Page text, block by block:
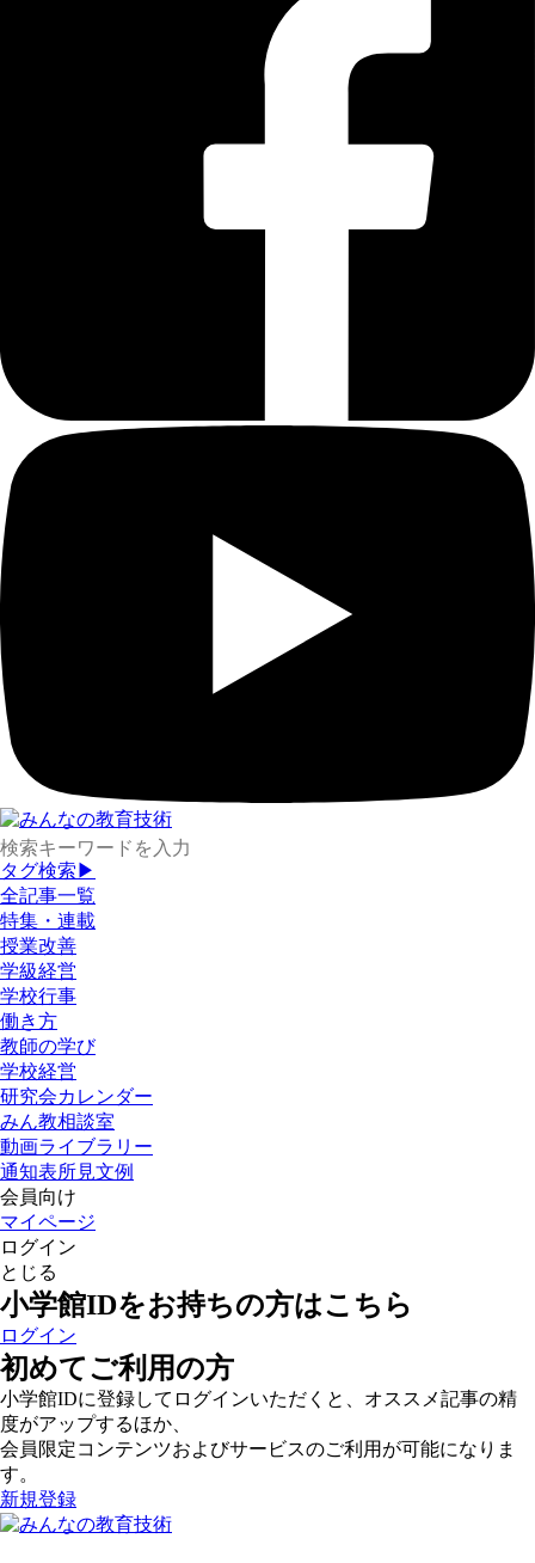
タグ検索▶
全記事一覧
特集・連載
授業改善
学級経営
学校行事
働き方
教師の学び
学校経営
研究会カレンダー
みん教相談室
動画ライブラリー
通知表所見文例
会員向け
マイページ
ログイン
とじる
小学館IDをお持ちの方はこちら
ログイン
初めてご利用の方
小学館IDに登録してログインいただくと、オススメ記事の精
度がアップするほか、
会員限定コンテンツおよびサービスのご利用が可能になりま
す。
新規登録